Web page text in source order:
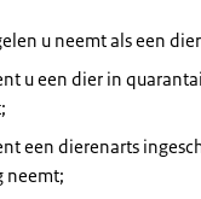
u neemt als een
u een dier in
een dierenarts
neemt;